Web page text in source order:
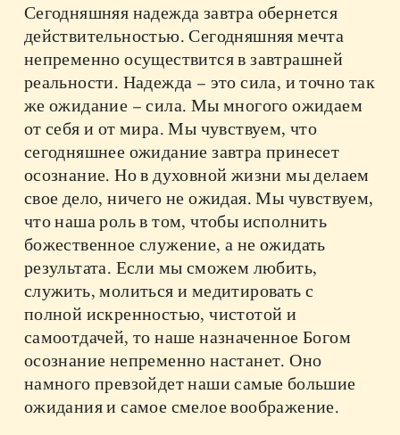
Сегодняшняя надежда завтра обернется
действительностью. Сегодняшняя мечта
непременно осуществится в завтрашней
реальности. Надежда – это сила, и точно так
же ожидание – сила. Мы многого ожидаем
от себя и от мира. Мы чувствуем, что
сегодняшнее ожидание завтра принесет
осознание. Но в духовной жизни мы делаем
свое дело, ничего не ожидая. Мы чувствуем,
что наша роль в том, чтобы исполнить
божественное служение, а не ожидать
результата. Если мы сможем любить,
служить, молиться и медитировать с
полной искренностью, чистотой и
самоотдачей, то наше назначенное Богом
осознание непременно настанет. Оно
намного превзойдет наши самые большие
ожидания и самое смелое воображение.